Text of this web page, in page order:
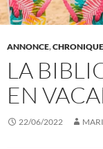
ANNONCE,
LA
EN
22/06/2022